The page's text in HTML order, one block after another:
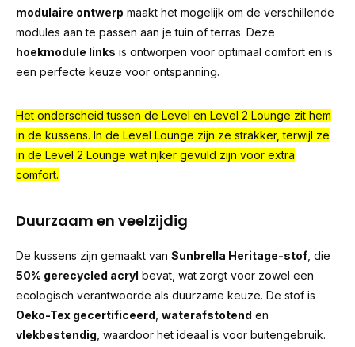
modulaire ontwerp maakt het mogelijk om de verschillende
modules aan te passen aan je tuin of terras. Deze
hoekmodule links is ontworpen voor optimaal comfort en is
een perfecte keuze voor ontspanning.
Het onderscheid tussen de Level en Level 2 Lounge zit hem
in de kussens. In de Level Lounge zijn ze strakker, terwijl ze
in de Level 2 Lounge wat rijker gevuld zijn voor extra
comfort.
Duurzaam en veelzijdig
De kussens zijn gemaakt van Sunbrella Heritage-stof , die
50% gerecycled acryl bevat, wat zorgt voor zowel een
ecologisch verantwoorde als duurzame keuze. De stof is
Oeko-Tex gecertificeerd waterafstotend en
vlekbestendig , waardoor het ideaal is voor buitengebruik.